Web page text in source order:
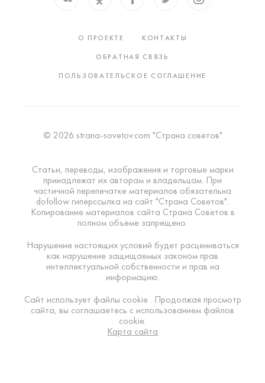
О ПРОЕКТЕ
КОНТАКТЫ
ОБРАТНАЯ СВЯЗЬ
ПОЛЬЗОВАТЕЛЬСКОЕ СОГЛАШЕНИЕ
© 2026 strana-sovetov.com "Страна советов"
Статьи, переводы, изображения и торговые марки
принадлежат их авторам и владельцам. При
частичной перепечатке материалов обязательна
dofollow гиперссылка на сайт "Страна Советов".
Копирование материалов сайта Страна Советов в
полном объеме запрещено.
Нарушение настоящих условий будет расцениваться
как нарушение защищаемых законом прав
интеллектуальной собственности и прав на
информацию.
Сайт использует файлы cookie . Продолжая просмотр
сайта, вы соглашаетесь с использованием файлов
cookie.
Карта сайта